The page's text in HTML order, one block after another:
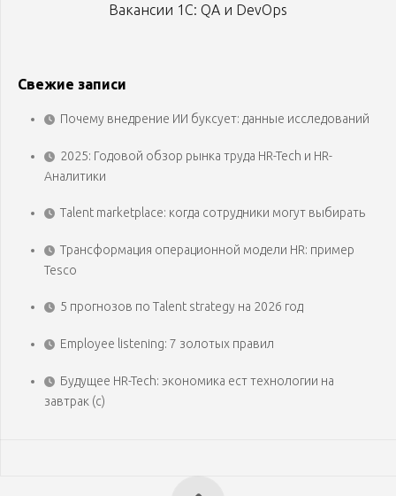
Вакансии 1С: QA и DevOps
Свежие записи
Почему внедрение ИИ буксует: данные исследований
2025: Годовой обзор рынка труда HR-Tech и HR-
Аналитики
Talent marketplace: когда сотрудники могут выбирать
Трансформация операционной модели HR: пример
Tesco
5 прогнозов по Talent strategy на 2026 год
Employee listening: 7 золотых правил
Будущее HR-Tech: экономика ест технологии на
завтрак (с)